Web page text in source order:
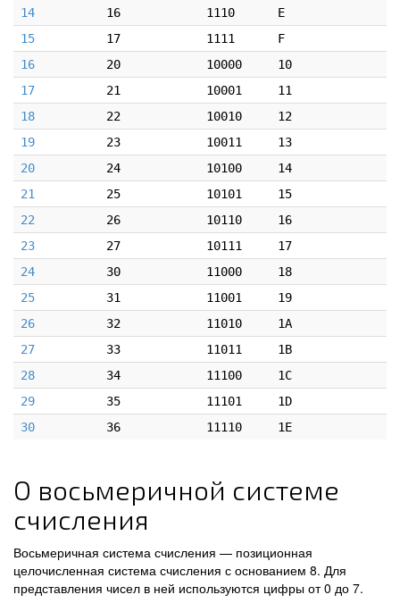
14
16 1110
E
15
17 1111
F
16
20 10000
10
17
21 10001
11
18
22 10010
12
19
23 10011
13
20
24 10100
14
21
25 10101
15
22
26 10110
16
23
27 10111
17
24
30 11000
18
25
31 11001
19
26
32 11010
1A
27
33 11011
1B
28
34 11100
1C
29
35 11101
1D
30
36 11110 1E
О восьмеричной системе
счисления
Восьмеричная система счисления — позиционная
целочисленная система счисления с основанием 8. Для
представления чисел в ней используются цифры от 0 до 7.